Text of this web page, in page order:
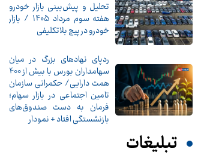
تحلیل و پیش‌بینی بازار خودرو
هفته سوم مرداد 1405 / بازار
خودرو در پیچ بلاتکلیفی
ردپای نهادهای بزرگ در میان
سهامداران بورس با بیش از 400
همت دارایی/ حکمرانی سازمان
تامین اجتماعی در بازار سهام؛
فرمان به دست صندوق‌های
بازنشستگی افتاد + نمودار
تبلیغات